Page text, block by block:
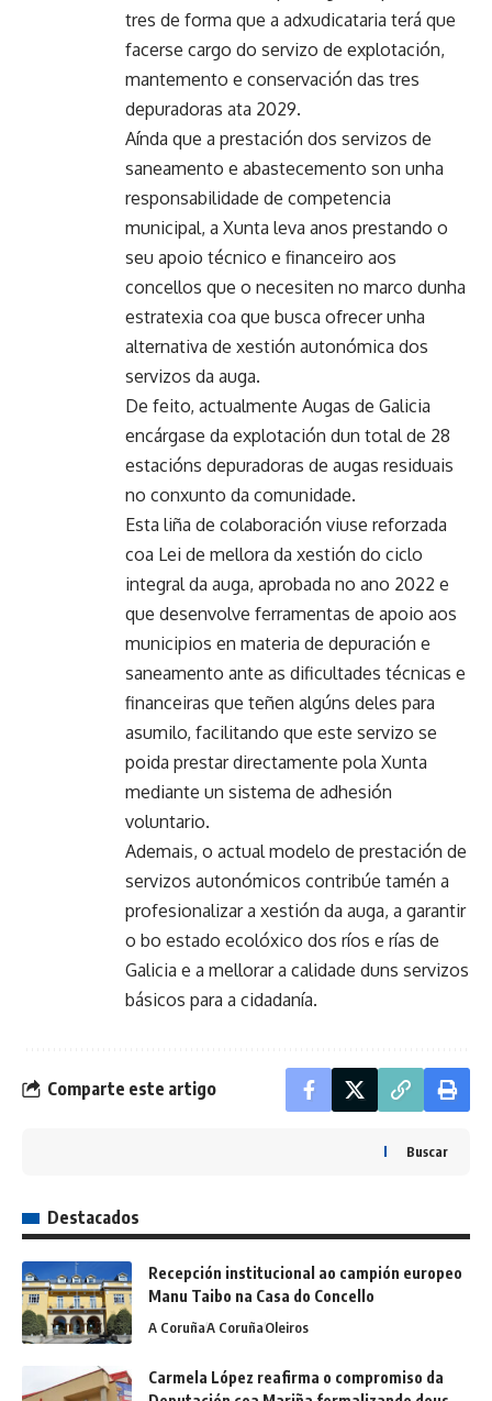
tres de forma que a adxudicataria terá que
facerse cargo do servizo de explotación,
mantemento e conservación das tres
depuradoras ata 2029.
Aínda que a prestación dos servizos de
saneamento e abastecemento son unha
responsabilidade de competencia
municipal, a Xunta leva anos prestando o
seu apoio técnico e financeiro aos
concellos que o necesiten no marco dunha
estratexia coa que busca ofrecer unha
alternativa de xestión autonómica dos
servizos da auga.
De feito, actualmente Augas de Galicia
encárgase da explotación dun total de 28
estacións depuradoras de augas residuais
no conxunto da comunidade.
Esta liña de colaboración viuse reforzada
coa Lei de mellora da xestión do ciclo
integral da auga, aprobada no ano 2022 e
que desenvolve ferramentas de apoio aos
municipios en materia de depuración e
saneamento ante as dificultades técnicas e
financeiras que teñen algúns deles para
asumilo, facilitando que este servizo se
poida prestar directamente pola Xunta
mediante un sistema de adhesión
voluntario.
Ademais, o actual modelo de prestación de
servizos autonómicos contribúe tamén a
profesionalizar a xestión da auga, a garantir
o bo estado ecolóxico dos ríos e rías de
Galicia e a mellorar a calidade duns servizos
básicos para a cidadanía.
Comparte este artigo
Buscar
Destacados
Recepción institucional ao campión europeo
Manu Taibo na Casa do Concello
A CoruñaA CoruñaOleiros
Carmela López reafirma o compromiso da